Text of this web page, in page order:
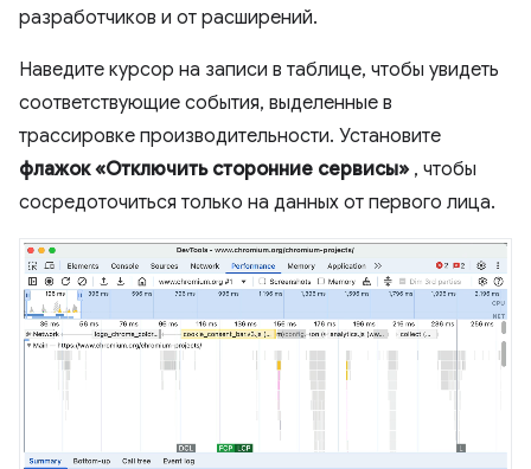
разработчиков и от расширений.
Наведите курсор на записи в таблице, чтобы увидеть
соответствующие события, выделенные в
трассировке производительности. Установите
флажок «Отключить сторонние сервисы» , чтобы
сосредоточиться только на данных от первого лица.